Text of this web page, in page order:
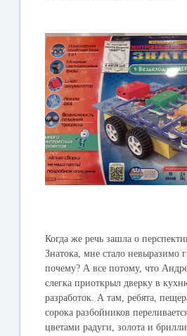
Когда же речь зашла о
Знатока, мне стало невыразимо
почему? А все потому, что
слегка приоткрыл дверку в
разработок. А там, ребята,
сорока разбойников
цветами радуги, золота и